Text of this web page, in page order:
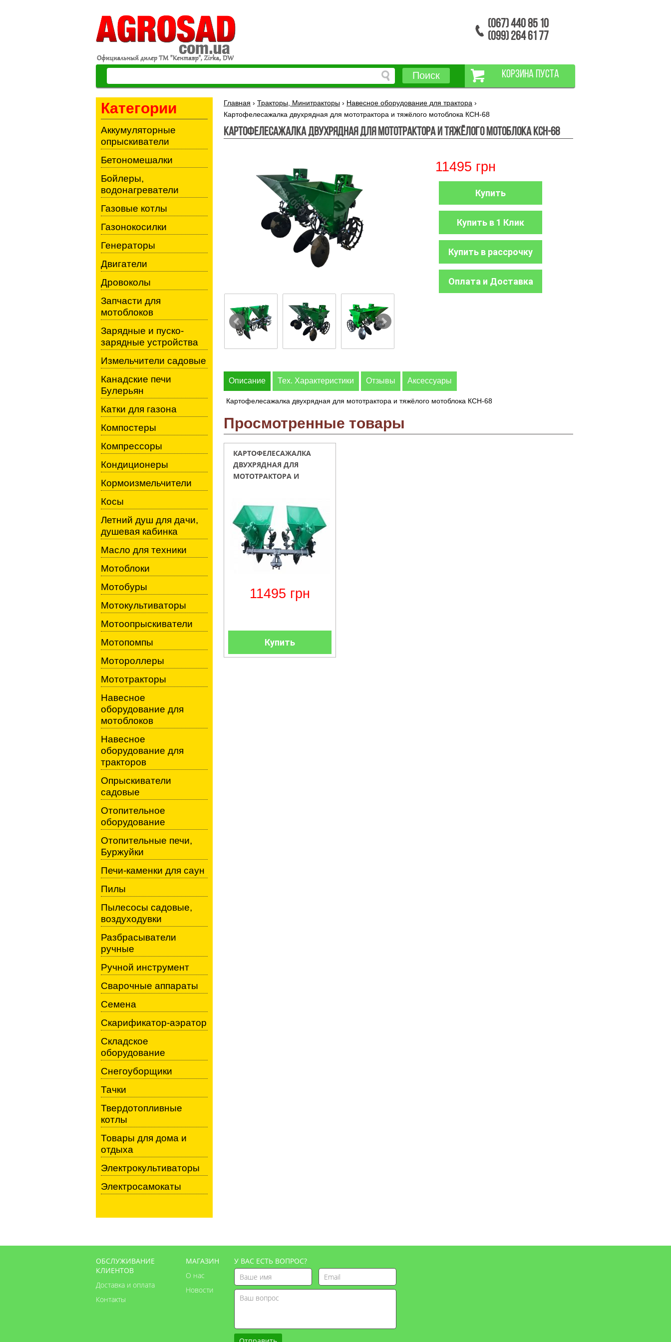
(067) 440 85 10
(099) 264 61 77
Поиск КОРЗИНА ПУСТА
Главная › Тракторы, Минитракторы › Навесное оборудование для трактора ›
Картофелесажалка двухрядная для мототрактора и тяжёлого мотоблока КСН-68
Картофелесажалка двухрядная для мототрактора и тяжёлого мотоблока КСН-68
11495 грн
Купить
Купить в 1 Клик
Купить в рассрочку
Оплата и Доставка
Описание Тех. Характеристики Отзывы Аксессуары
Картофелесажалка двухрядная для мототрактора и тяжёлого мотоблока КСН-68
Просмотренные товары
КАРТОФЕЛЕСАЖАЛКА
ДВУХРЯДНАЯ ДЛЯ
МОТОТРАКТОРА И
11495 грн
Купить
Категории
Аккумуляторные
опрыскиватели
Бетономешалки
Бойлеры,
водонагреватели
Газовые котлы
Газонокосилки
Генераторы
Двигатели
Дровоколы
Запчасти для
мотоблоков
Зарядные и пуско-
зарядные устройства
Измельчители садовые
Канадские печи
Булерьян
Катки для газона
Компостеры
Компрессоры
Кондиционеры
Кормоизмельчители
Косы
Летний душ для дачи,
душевая кабинка
Масло для техники
Мотоблоки
Мотобуры
Мотокультиваторы
Мотоопрыскиватели
Мотопомпы
Мотороллеры
Мототракторы
Навесное
оборудование для
мотоблоков
Навесное
оборудование для
тракторов
Опрыскиватели
садовые
Отопительное
оборудование
Отопительные печи,
Буржуйки
Печи-каменки для саун
Пилы
Пылесосы садовые,
воздуходувки
Разбрасыватели
ручные
Ручной инструмент
Сварочные аппараты
Семена
Скарификатор-аэратор
Складское
оборудование
Снегоуборщики
Тачки
Твердотопливные
котлы
Товары для дома и
отдыха
Электрокультиваторы
Электросамокаты
ОБСЛУЖИВАНИЕ
КЛИЕНТОВ
Доставка и оплата
Контакты
МАГАЗИН
О нас
Новости
У ВАС ЕСТЬ ВОПРОС?